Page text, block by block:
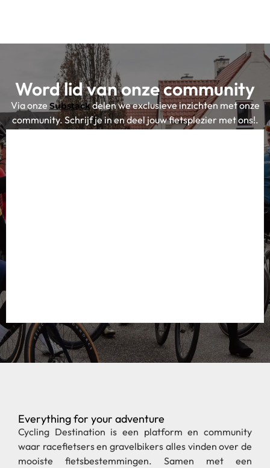
Word lid van onze community
Via onze Substackdelen we exclusieve inzichten met onze
community. Schrijf je in en deel jouw fietsplezier met ons!.
Everything for your adventure
Cycling Destination is een platform en community
waar racefietsers en gravelbikers alles vinden over de
mooiste fietsbestemmingen. Samen met een